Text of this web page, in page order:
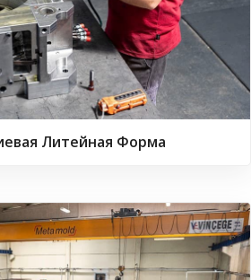
Литейная Форма